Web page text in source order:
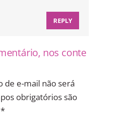
REPLY
nos conte
de e-mail não será
obrigatórios são
*